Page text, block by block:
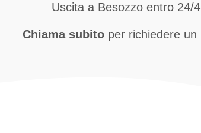
Uscita a Besozzo entro 24/
Chiama subito per richiedere un